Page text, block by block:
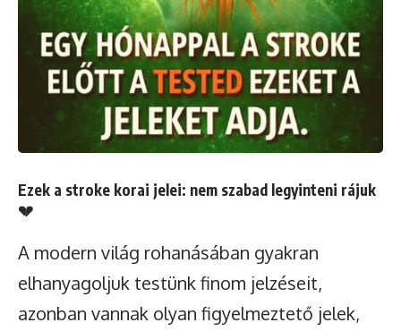
Ezek a stroke korai jelei: nem szabad legyinteni rájuk
💔
A modern világ rohanásában gyakran
elhanyagoljuk testünk finom jelzéseit,
azonban vannak olyan figyelmeztető jelek,